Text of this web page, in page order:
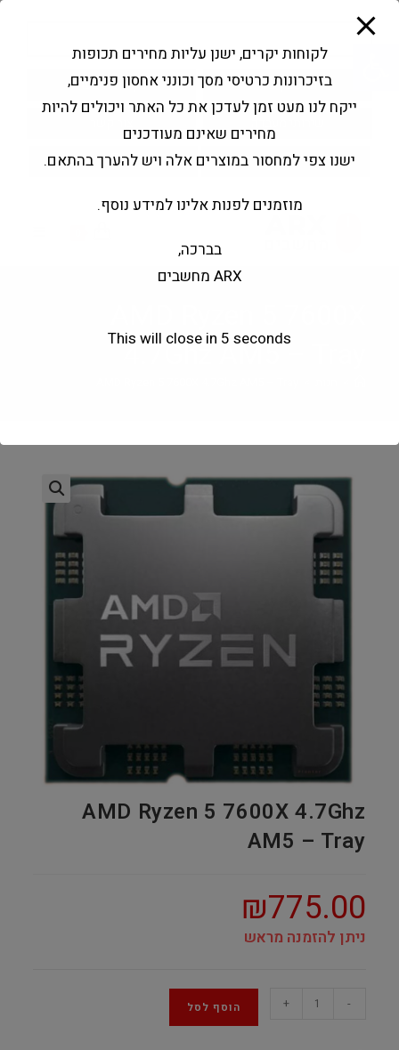
פתח סרגל נגישות
Products
search
החשבון שלי בקשה להצעה
4.7Ghz AM5 – Tray
AMD Ryzen 5 7600X 4.7Ghz
AM5 – Tray
₪775.00
ניתן להזמנה מראש
-
+ הוסף לסל
לקוחות יקרים, ישנן עליות מחירים תכופות
בזיכרונות כרטיסי מסך וכונני אחסון פנימיים,
ייקח לנו מעט זמן לעדכן את כל האתר ויכולים להיות
מחירים שאינם מעודכנים
ישנו צפי למחסור במוצרים אלה ויש להערך בהתאם.
מוזמנים לפנות אלינו למידע נוסף.
בברכה,
ARX מחשבים
This will close in 5 seconds